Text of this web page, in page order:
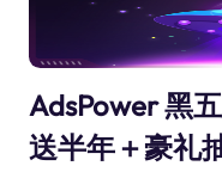
AdsPower 黑
送半年＋豪礼